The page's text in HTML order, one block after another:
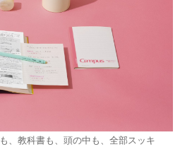
、教科書も、頭の中も、全部スッキ